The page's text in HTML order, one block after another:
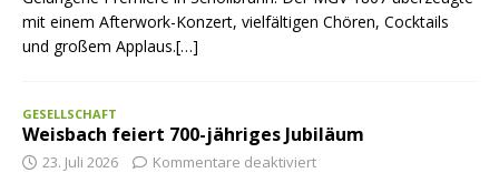
mit einem Afterwork-Konzert, vielfältigen Chören, Cocktails
und großem Applaus.[…]
GESELLSCHAFT
Weisbach feiert 700-jähriges Jubiläum
23. Juli 2026 Kommentare deaktiviert